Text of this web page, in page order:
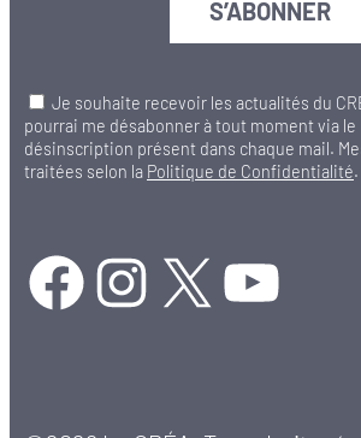
Je souhaite recevoir les actualités du
pourrai me désabonner à tout moment via le
désinscription présent dans chaque mail.
traitées selon la Politique de Confidentialité.
Facebook Instagram X YouTube